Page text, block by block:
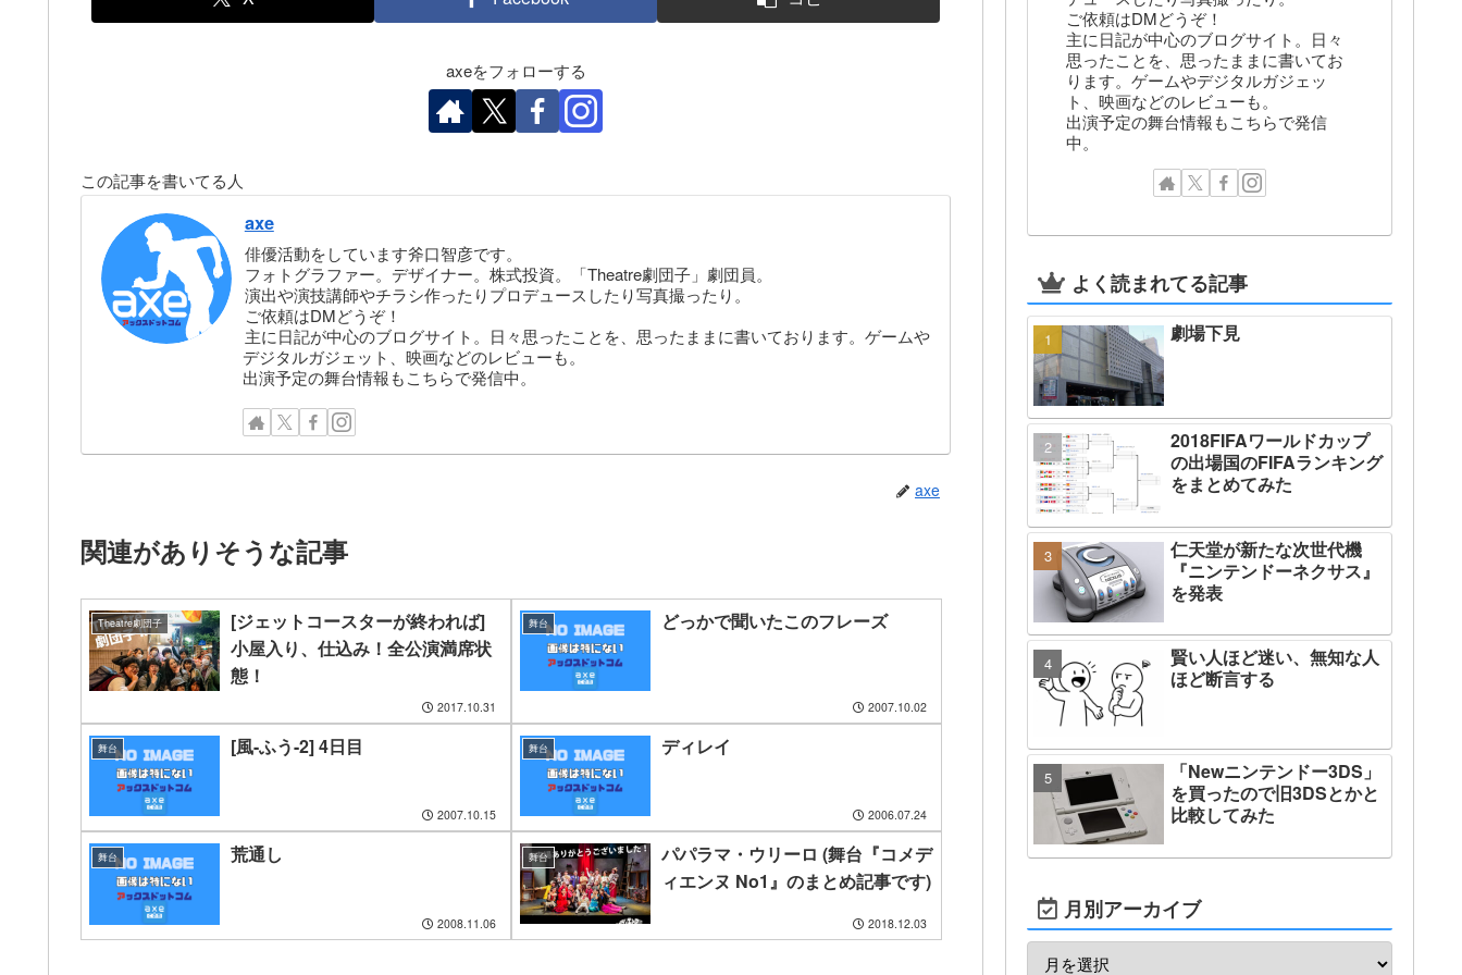
axeをフォローする
この記事を書いてる人
axe
俳優活動をしています斧口智彦です。
フォトグラファー。デザイナー。株式投資。「Theatre劇団子」劇団員。
演出や演技講師やチラシ作ったりプロデュースしたり写真撮ったり。
ご依頼はDMどうぞ！
主に日記が中心のブログサイト。日々思ったことを、思ったままに書いております。ゲームや
デジタルガジェット、映画などのレビューも。
出演予定の舞台情報もこちらで発信中。
axe
関連がありそうな記事
Theatre劇団子
[ジェットコースターが終われば]
小屋入り、仕込み！全公演満席状
態！
2017.10.31
舞台 どっかで聞いたこのフレーズ
2007.10.02
舞台 [風-ふう-2] 4日目
2007.10.15
舞台 ディレイ
2006.07.24
舞台 荒通し
2008.11.06
舞台
パパラマ・ウリーロ (舞台『コメデ
ィエンヌ No1』のまとめ記事です)
2018.12.03
ご依頼はDMどうぞ！
主に日記が中心のブログサイト。日々
思ったことを、思ったままに書いてお
ります。ゲームやデジタルガジェッ
ト、映画などのレビューも。
出演予定の舞台情報もこちらで発信
中。
よく読まれてる記事
劇場下見
2018FIFAワールドカップ
の出場国のFIFAランキング
をまとめてみた
仁天堂が新たな次世代機
『ニンテンドーネクサス』
を発表
賢い人ほど迷い、無知な人
ほど断言する
「Newニンテンドー3DS」
を買ったので旧3DSとかと
比較してみた
月別アーカイブ